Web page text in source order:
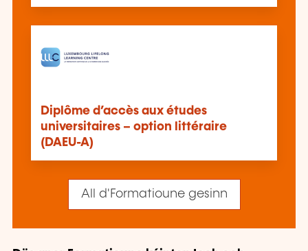
Diplôme d’accès aux études
universitaires – option littéraire
(DAEU-A)
All d'Formatioune gesinn